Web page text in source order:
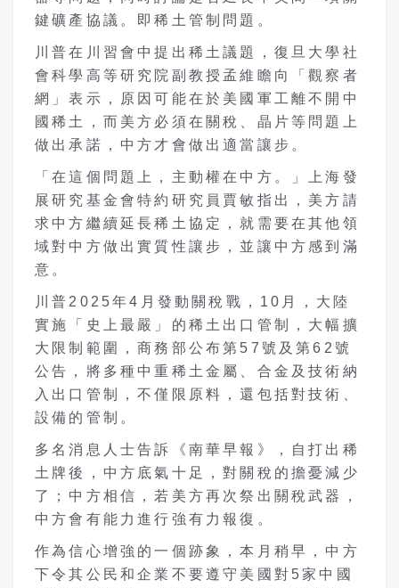
鍵礦產協議。即稀土管制問題。
川普在川習會中提出稀土議題，復旦大學社
會科學高等研究院副教授孟維瞻向「觀察者
網」表示，原因可能在於美國軍工離不開中
國稀土，而美方必須在關稅、晶片等問題上
做出承諾，中方才會做出適當讓步。
「在這個問題上，主動權在中方。」上海發
展研究基金會特約研究員賈敏指出，美方請
求中方繼續延長稀土協定，就需要在其他領
域對中方做出實質性讓步，並讓中方感到滿
意。
川普 2025年4 月發動關稅戰， 10 月，大陸
實施「史上最嚴」的稀土出口管制，大幅擴
大限制範圍，商務部公布第 57 號及第62 號
公告，將多種中重稀土金屬、合金及技術納
入出口管制，不僅限原料，還包括對技術、
設備的管制。
多名消息人士告訴《南華早報》，自打出稀
土牌後，中方底氣十足，對關稅的擔憂減少
了；中方相信，若美方再次祭出關稅武器，
中方會有能力進行強有力報復。
作為信心增強的一個跡象，本月稍早，中方
下令其公民和企業不要遵守美國對 5 家中國